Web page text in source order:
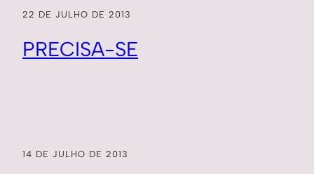
22 DE JULHO DE 2013
PRECISA-SE
14 DE JULHO DE 2013